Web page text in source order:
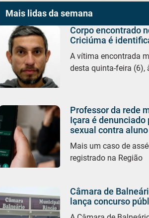
Mais lidas da semana
Corpo encontrado
Criciúma é
A vítima encontrada
desta quinta-feira (6),
Professor da rede
Içara é denunciado
sexual contra aluno
Mais um caso de
registrado na Região
Câmara de
lança concurso